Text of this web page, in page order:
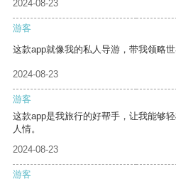
2024-08-23
游客
这款app就像我的私人导游，带我领略世
2024-08-23
游客
这款app是我旅行的好帮手，让我能够
人情。
2024-08-23
游客